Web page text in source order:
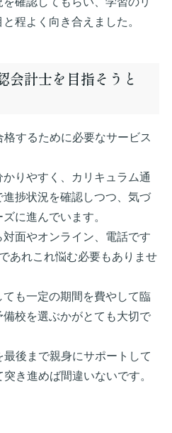
程よく向き合えました。
会計士を目指そうと
するために必要なサービス
りやすく、カリキュラム通
捗状況を確認しつつ、気づ
に進んでいます。
面やオンライン、電話です
あれこれ悩む必要もありませ
も一定の期間を費やして臨
校を選ぶかがとても大切で
後まで親身にサポートして
き進めば間違いないです。